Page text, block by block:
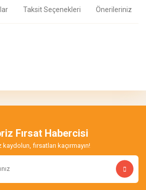
Taksit Seçenekleri Önerileriniz
Yorum Yaz
bulunuyor.
daha pahalı.
alternatifler olmalı.
Fırsat Habercisi
fırsatları kaçırmayın!